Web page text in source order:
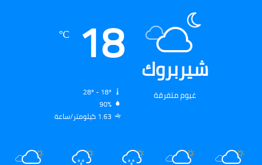
شيربروك
غيوم متفرقة
18
℃
90%
1.63 كيلومتر/ساعة